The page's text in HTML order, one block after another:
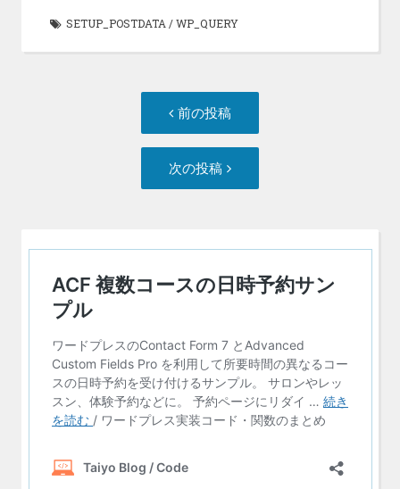
SETUP_POSTDATA/WP_QUERY
シ
前の投稿
の
稿:
次の投稿
の